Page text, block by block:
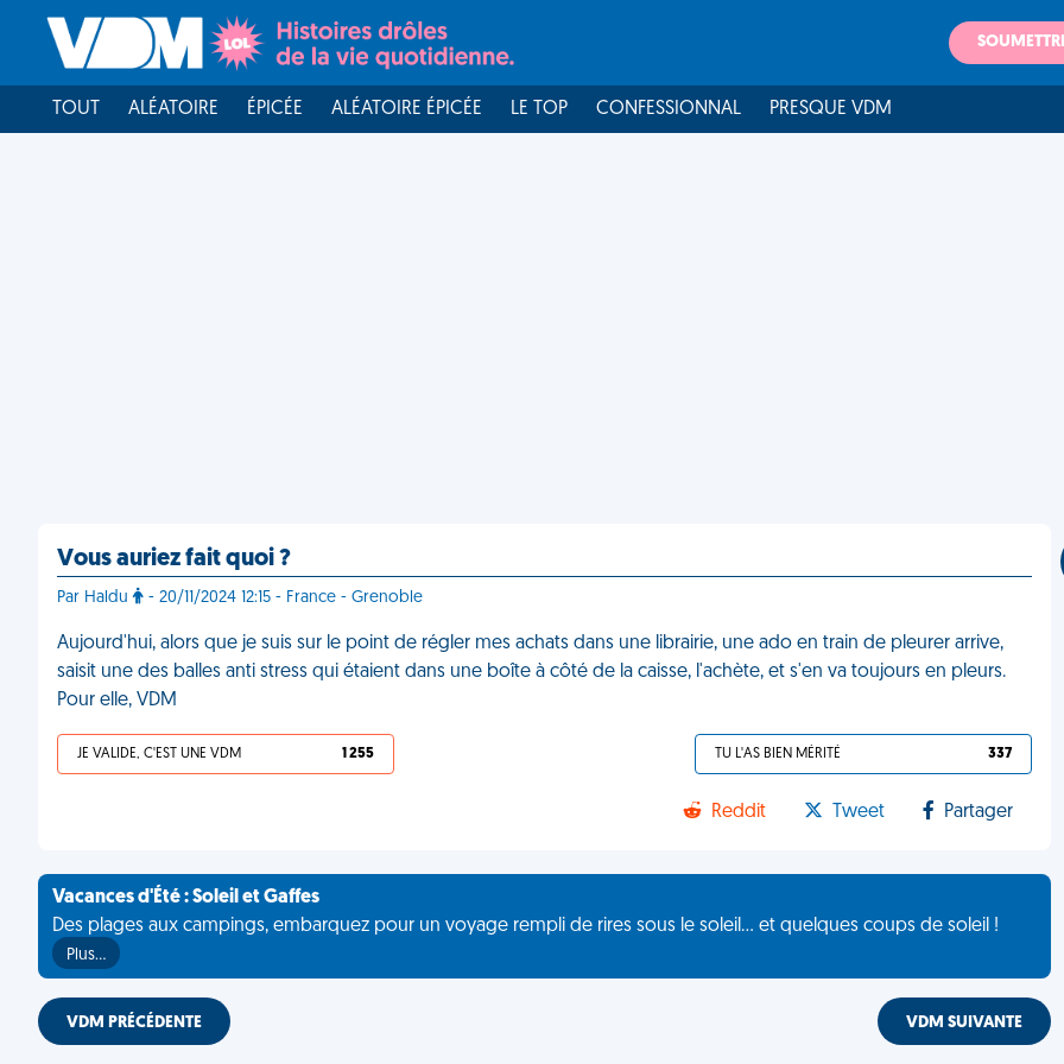
TOUT ALÉATOIRE ÉPICÉE ALÉATOIRE ÉPICÉE LE TOP CONFESSIONNAL PRESQUE VDM
Vous auriez fait quoi ?
Par Haldu - 20/11/2024 12:15 - France - Grenoble
Aujourd'hui, alors que je suis sur le point de régler mes achats dans une librairie, une ado en train de pleurer arrive,
saisit une des balles anti stress qui étaient dans une boîte à côté de la caisse, l'achète, et s'en va toujours en pleurs.
Pour elle, VDM
JE VALIDE, C'EST UNE VDM 1 255 TU L'AS BIEN MÉRITÉ 337
Reddit Tweet Partager
Vacances d'Été : Soleil et Gaffes
Des plages aux campings, embarquez pour un voyage rempli de rires sous le soleil... et quelques coups de soleil !
Plus…
VDM PRÉCÉDENTE VDM SUIVANTE